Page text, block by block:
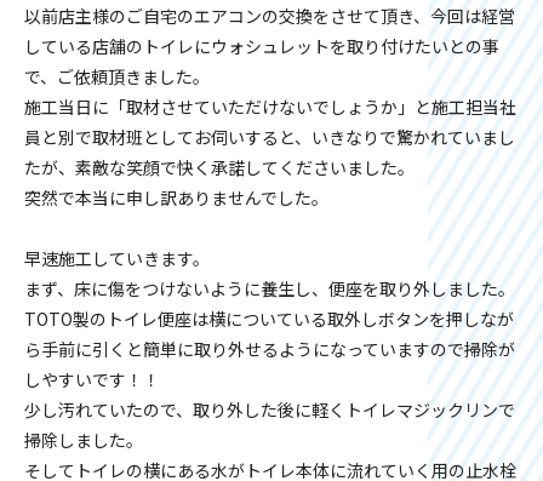
以前店主様のご自宅のエアコンの交換をさせて頂き、今回は経営
している店舗のトイレにウォシュレットを取り付けたいとの事
で、ご依頼頂きました。
施工当日に「取材させていただけないでしょうか」と施工担当社
員と別で取材班としてお伺いすると、いきなりで驚かれていまし
たが、素敵な笑顔で快く承諾してくださいました。
突然で本当に申し訳ありませんでした。
早速施工していきます。
まず、床に傷をつけないように養生し、便座を取り外しました。
TOTO製のトイレ便座は横についている取外しボタンを押しなが
ら手前に引くと簡単に取り外せるようになっていますので掃除が
しやすいです！！
少し汚れていたので、取り外した後に軽くトイレマジックリンで
掃除しました。
そしてトイレの横にある水がトイレ本体に流れていく用の止水栓